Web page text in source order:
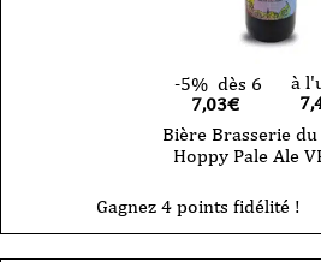
-5% dès 6
7,03€
à
Bière Brasserie du
Hoppy Pale Ale
Gagnez 4 points fidélité !